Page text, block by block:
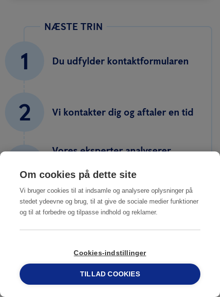
NÆSTE TRIN
1 Du udfylder kontaktformularen
2 Vi kontakter dig og aftaler en tid
3
Vores eksperter analyserer
uforpligtende tilbud
4 Du accepterer vores forslag
5 Du er fri for rotter
69 15 17 44
Om cookies på dette site
Vi bruger cookies til at indsamle og analysere oplysninger på
stedet ydeevne og brug, til at give de sociale medier funktioner
og til at forbedre og tilpasse indhold og reklamer.
Cookies-indstillinger
TILLAD COOKIES